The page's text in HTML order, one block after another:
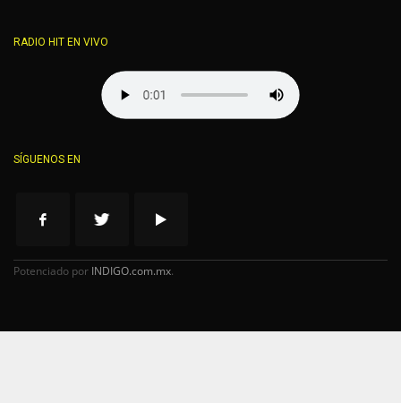
RADIO HIT EN VIVO
SÍGUENOS EN
Potenciado por INDIGO.com.mx.